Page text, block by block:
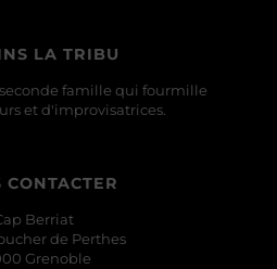
LA TRIBU
famille qui fourmille
et d'improvisatrices.
CONTACTER
Berriat
de Perthes
Grenoble